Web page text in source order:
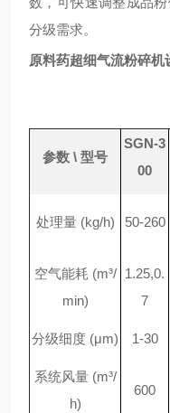
分级需求。
原料药超细气流粉碎机
参数 \ 型号
SGN-3
00
处理量(kg/h) 50-260
空气能耗 (m³/
min)
1.25,0.
7
分级细度 (μm) 1-30
系统风量(m³/
h)
600